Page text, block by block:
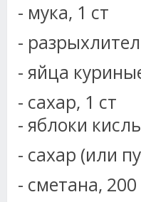
- мука, 1 ст
-
- яйца
- сахар, 1 ст
- яблоки
- сахар (или
- сметана, 200